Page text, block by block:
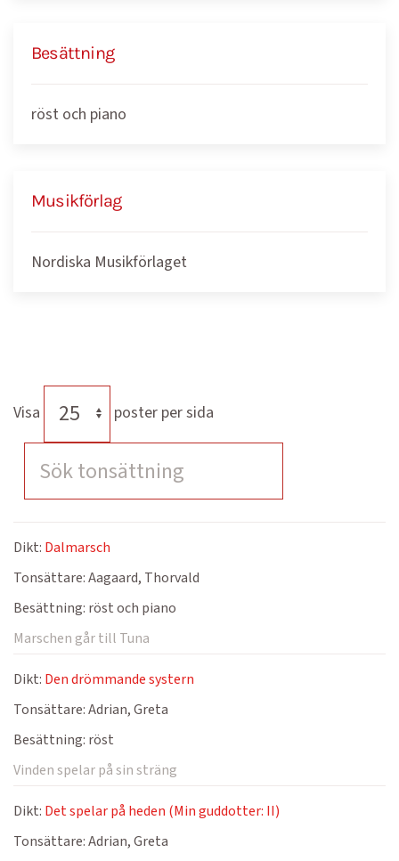
Besättning
röst och piano
Musikförlag
Nordiska Musikförlaget
Visa poster per sida
Dikt: Dalmarsch
Tonsättare:Aagaard, Thorvald
Besättning: röst och piano
Marschen går till Tuna
Dikt: Den drömmande systern
Tonsättare:Adrian, Greta
Besättning: röst
Vinden spelar på sin sträng
Dikt: Det spelar på heden (Min guddotter: II)
Tonsättare:Adrian, Greta